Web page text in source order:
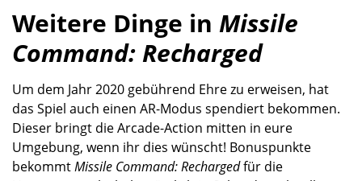
Weitere Dinge in Missile
Command: Recharged
Um dem Jahr 2020 gebührend Ehre zu erweisen, hat
das Spiel auch einen AR-Modus spendiert bekommen.
Dieser bringt die Arcade-Action mitten in eure
Umgebung, wenn ihr dies wünscht! Bonuspunkte
bekommtMissile Command: Rechargedfür die